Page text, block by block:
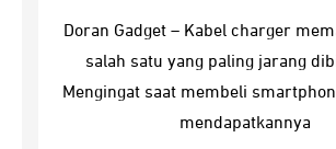
Doran Gadget – Kabel charger
salah satu yang paling jarang
Mengingat saat membeli
mendapatkannya